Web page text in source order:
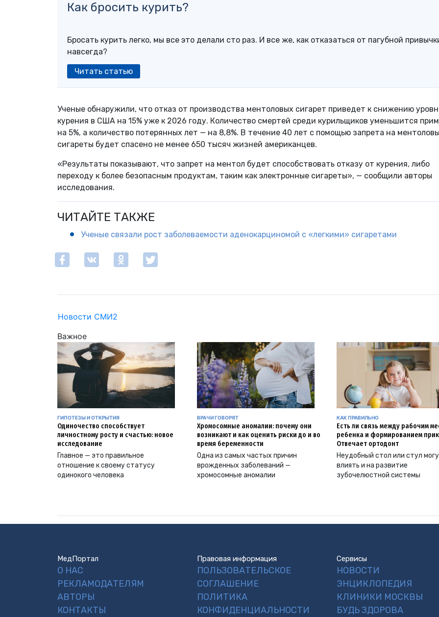
Как бросить курить?
Бросать курить легко, мы все это делали сто раз. И все же, как отказаться от пагубной
навсегда?
Читать статью
Ученые обнаружили, что отказ от производства ментоловых сигарет приведет к снижению
курения в США на 15% уже к 2026 году. Количество смертей среди курильщиков уменьшится
на 5%, а количество потерянных лет — на 8,8%. В течение 40 лет с помощью запрета на
сигареты будет спасено не менее 650 тысяч жизней американцев.
«Результаты показывают, что запрет на ментол будет способствовать отказу от курения, либо
переходу к более безопасным продуктам, таким как электронные сигареты», — сообщили авторы
исследования.
ЧИТАЙТЕ ТАКЖЕ
Ученые связали рост заболеваемости аденокарциномой с «легкими» сигаретами
Новости СМИ2
Важное
ГИПОТЕЗЫ И ОТКРЫТИЯ
Одиночество способствует
личностному росту и счастью: новое
исследование
Главное — это правильное
отношение к своему статусу
одинокого человека
ВРАЧИ ГОВОРЯТ
Хромосомные аномалии: почему они
возникают и как оценить риски до и во
время беременности
Одна из самых частых причин
врожденных заболеваний —
хромосомные аномалии
КАК ПРАВИЛЬНО
Есть ли связь между рабочим
ребенка и формированием
Отвечает ортодонт
Неудобный стол или стул
влиять и на развитие
зубочелюстной системы
МедПортал
О НАС
РЕКЛАМОДАТЕЛЯМ
АВТОРЫ
КОНТАКТЫ
Правовая информация
ПОЛЬЗОВАТЕЛЬСКОЕ
СОГЛАШЕНИЕ
ПОЛИТИКА
КОНФИДЕНЦИАЛЬНОСТИ
Сервисы
НОВОСТИ
ЭНЦИКЛОПЕДИЯ
КЛИНИКИ МОСКВЫ
БУДЬ ЗДОРОВА